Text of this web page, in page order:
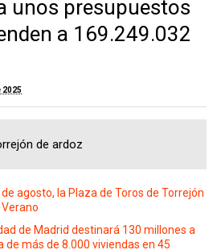
unos presupuestos
a 169.249.032
2025
de ardoz
de agosto, la Plaza de Toros de Torrejón
de Madrid destinará 130 millones a
de más de 8.000 viviendas en 45